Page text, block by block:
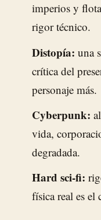
imperios y
rigor técnico.
Distopía: una
crítica del
personaje más.
Cyberpunk:
vida,
degradada.
Hard sci-fi:
física real es el